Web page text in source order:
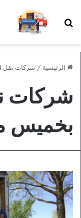
بحث عن
الرئيسية / شركات نقل
شركات
بخميس